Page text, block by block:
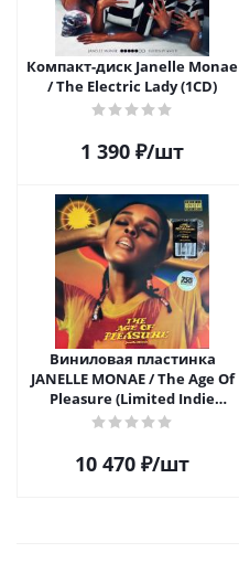
Компакт-диск Janelle Monae
/ The Electric Lady (1CD)
1 390 ₽/шт
Виниловая пластинка
JANELLE MONAE / The Age Of
Pleasure (Limited Indie
Edition Orange Vinyl) (1LP)
10 470 ₽/шт